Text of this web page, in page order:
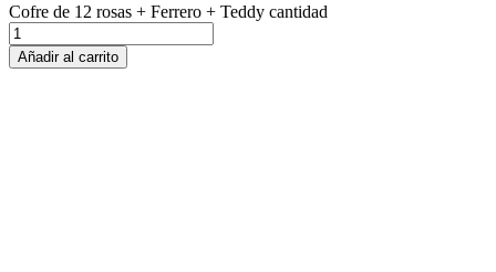
Cofre de 12 rosas + Ferrero + Teddy cantidad
Añadir al carrito